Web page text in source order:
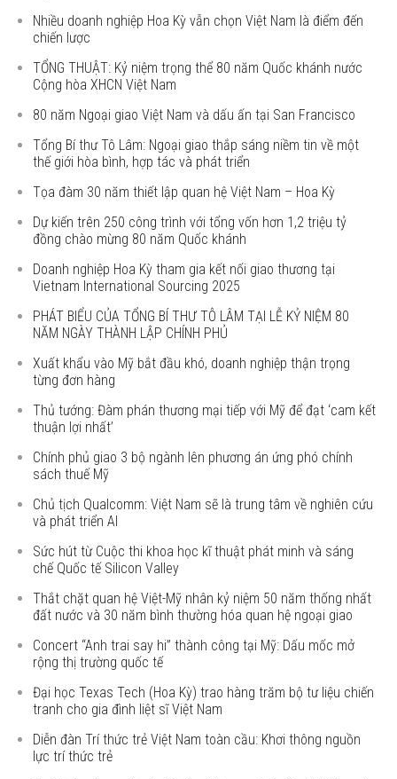
Nhiều doanh nghiệp Hoa Kỳ vẫn chọn Việt Nam là điểm đến
chiến lược
TỔNG THUẬT: Kỷ niệm trọng thể 80 năm Quốc khánh nước
Cộng hòa XHCN Việt Nam
80 năm Ngoại giao Việt Nam và dấu ấn tại San Francisco
Tổng Bí thư Tô Lâm: Ngoại giao thắp sáng niềm tin về một
thế giới hòa bình, hợp tác và phát triển
Tọa đàm 30 năm thiết lập quan hệ Việt Nam – Hoa Kỳ
Dự kiến trên 250 công trình với tổng vốn hơn 1,2 triệu tỷ
đồng chào mừng 80 năm Quốc khánh
Doanh nghiệp Hoa Kỳ tham gia kết nối giao thương tại
Vietnam International Sourcing 2025
PHÁT BIỂU CỦA TỔNG BÍ THƯ TÔ LÂM TẠI LỄ KỶ NIỆM 80
NĂM NGÀY THÀNH LẬP CHÍNH PHỦ
Xuất khẩu vào Mỹ bắt đầu khó, doanh nghiệp thận trọng
từng đơn hàng
Thủ tướng: Đàm phán thương mại tiếp với Mỹ để đạt ‘cam kết
thuận lợi nhất’
Chính phủ giao 3 bộ ngành lên phương án ứng phó chính
sách thuế Mỹ
Chủ tịch Qualcomm: Việt Nam sẽ là trung tâm về nghiên cứu
và phát triển AI
Sức hút từ Cuộc thi khoa học kĩ thuật phát minh và sáng
chế Quốc tế Silicon Valley
Thắt chặt quan hệ Việt-Mỹ nhân kỷ niệm 50 năm thống nhất
đất nước và 30 năm bình thường hóa quan hệ ngoại giao
Concert “Anh trai say hi” thành công tại Mỹ: Dấu mốc mở
rộng thị trường quốc tế
Đại học Texas Tech (Hoa Kỳ) trao hàng trăm bộ tư liệu chiến
tranh cho gia đình liệt sĩ Việt Nam
Diễn đàn Trí thức trẻ Việt Nam toàn cầu: Khơi thông nguồn
lực trí thức trẻ